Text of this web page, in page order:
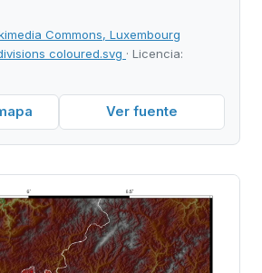
Commons, Luxembourg
coloured.svg · Licencia:
Ver fuente